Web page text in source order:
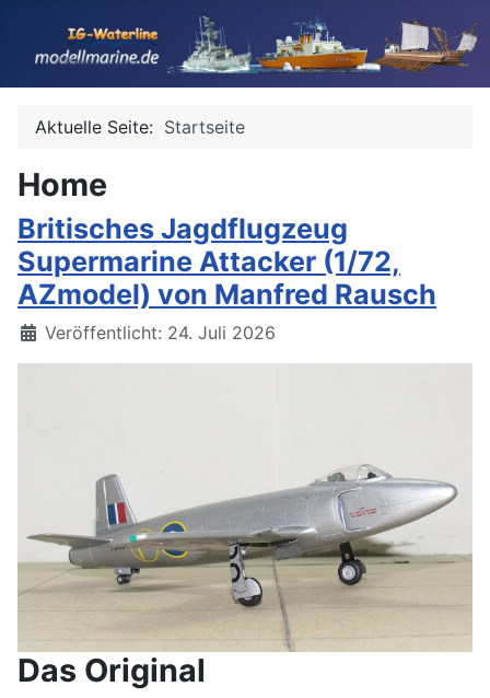
Aktuelle Seite: Startseite
Home
Britisches Jagdflugzeug
Supermarine Attacker (1/72,
AZmodel) von Manfred Rausch
Details
Veröffentlicht: 24. Juli 2026
Das Original